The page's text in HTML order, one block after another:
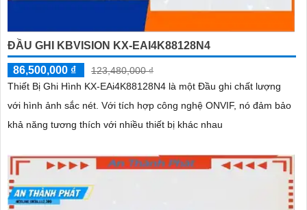
ĐẦU GHI KBVISION KX-EAI4K88128N4
86,500,000 ₫
123,480,000 ₫
Thiết Bị Ghi Hình KX-EAi4K88128N4 là một Đầu ghi chất lượng
với hình ảnh sắc nét. Với tích hợp công nghệ ONVIF, nó đảm bảo
khả năng tương thích với nhiều thiết bị khác nhau